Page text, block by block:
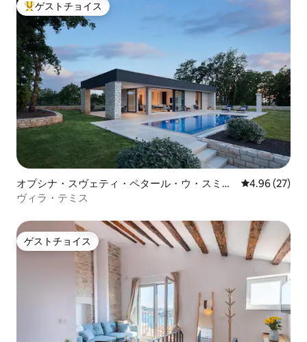
大好評のゲストチョイスです。
ゲストチョイス
オプシナ・スヴェティ・ペタール・ウ・スミの
ヴィラ
レビュー27
4.96 (27)
ヴィラ・テミス
ゲストチョイス
ゲストチョイス